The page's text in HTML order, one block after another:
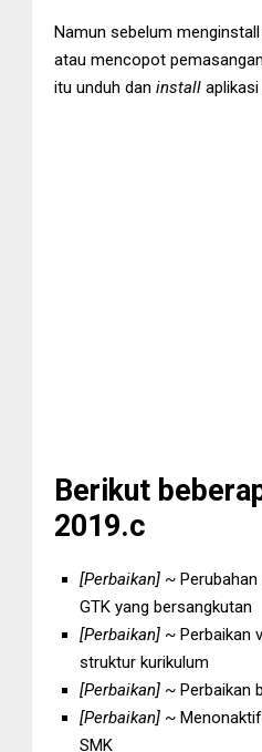
Namun sebelum
atau mencopot
itu unduh dan install
Berikut
2019.c
[Perbaikan]~ Perubahan
GTK yang bersangkutan
[Perbaikan]~ Perbaikan
struktur kurikulum
[Perbaikan]~ Perbaikan
[Perbaikan]~
SMK